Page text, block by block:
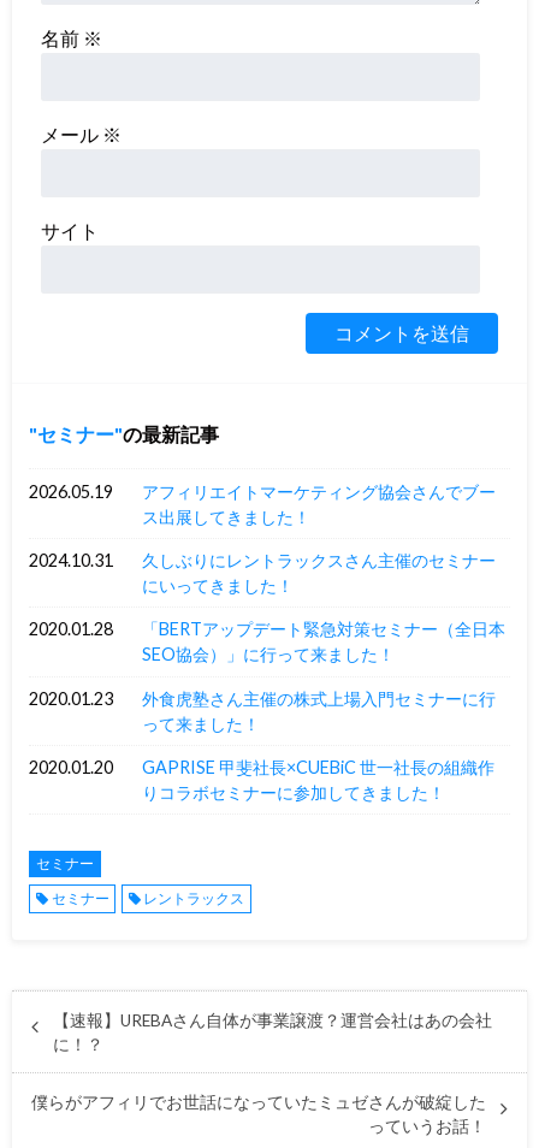
名前 ※
メール ※
サイト
セミナー の最新記事
2026.05.19
アフィリエイトマーケティング協会さんでブー
ス出展してきました！
2024.10.31
久しぶりにレントラックスさん主催のセミナー
にいってきました！
2020.01.28
「BERTアップデート緊急対策セミナー（全日本
SEO協会）」に行って来ました！
2020.01.23
外食虎塾さん主催の株式上場入門セミナーに行
って来ました！
2020.01.20
GAPRISE 甲斐社長×CUEBiC 世一社長の組織作
りコラボセミナーに参加してきました！
セミナー
セミナー
レントラックス
【速報】UREBAさん自体が事業譲渡？運営会社はあの会社
に！？
僕らがアフィリでお世話になっていたミュゼさんが破綻した
っていうお話！